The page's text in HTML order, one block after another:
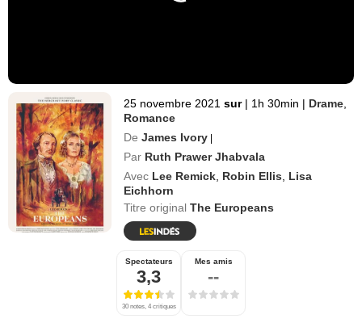
25 novembre 2021 sur | 1h 30min | Drame
Romance
De James Ivory |
Par Ruth Prawer Jhabvala
Avec Lee Remick Robin Ellis
Lisa
Eichhorn
Titre originalThe Europeans
Spectateurs
3,3
30 notes, 4 critiques
Mes amis
--